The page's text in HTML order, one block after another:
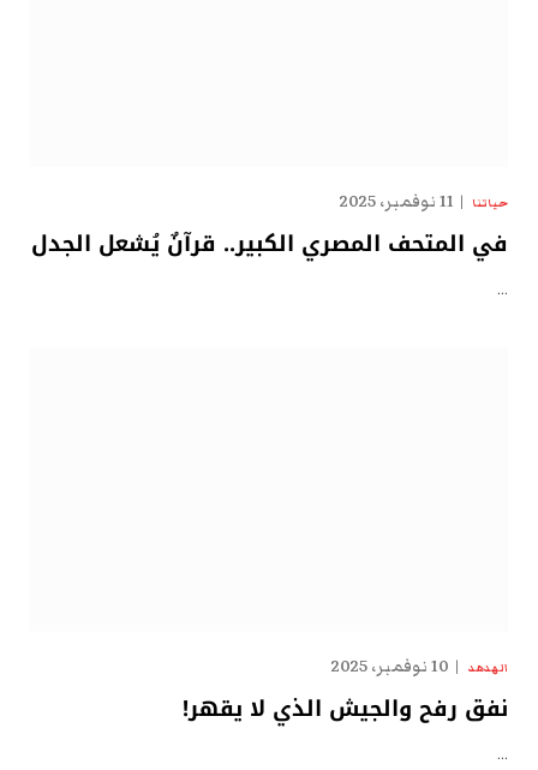
حياتنا 11 نوفمبر، 2025
في المتحف المصري الكبير.. قرآنٌ يُشعل الجدل
…
الهدهد 10 نوفمبر، 2025
نفق رفح والجيش الذي لا يقهر!
…